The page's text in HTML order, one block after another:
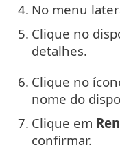
4. No menu
5. Clique no
detalhes.
6. Clique no
nome do
7. Clique em
confirmar.